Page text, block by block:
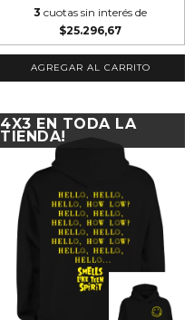
3 cuotas sin interés de
$25.296,67
AGREGAR AL CARRITO
4X3 EN TODA LA
TIENDA!